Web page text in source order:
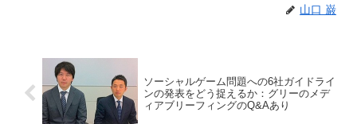
山口 巌
ソーシャルゲーム問題への6社ガイドライ
ンの発表をどう捉えるか：グリーのメデ
ィアブリーフィングのQ&Aあり